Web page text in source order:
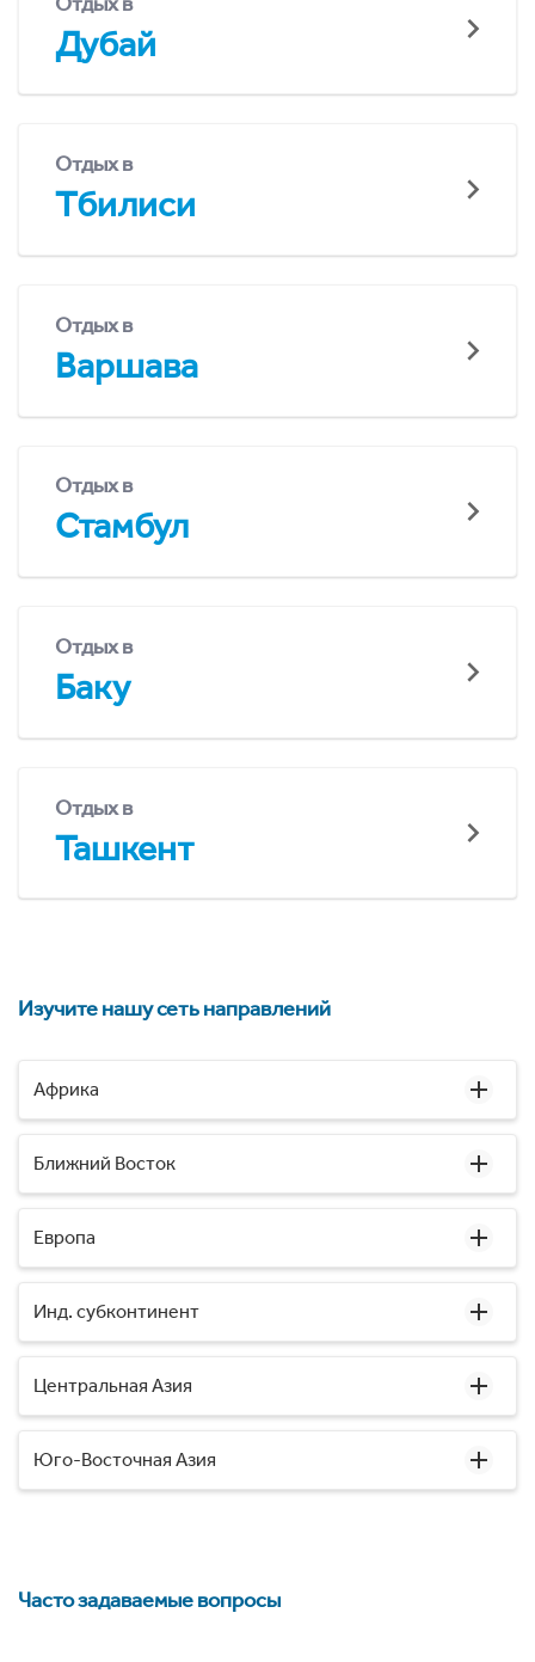
Дубай
Отдых в
Тбилиси
Отдых в
Варшава
Отдых в
Стамбул
Отдых в
Баку
Отдых в
Ташкент
Изучите нашу сеть направлений
Африка
Ближний Восток
Европа
Инд. субконтинент
Центральная Азия
Юго-Восточная Азия
Часто задаваемые вопросы